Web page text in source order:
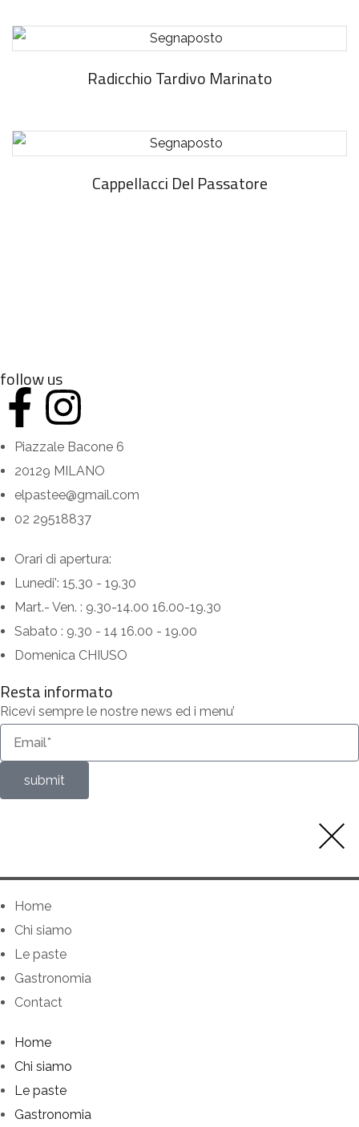
Radicchio Tardivo Marinato
Cappellacci Del Passatore
Resta informato
Ricevi sempre le nostre news ed i menu’
submit
Orari di apertura:
Lunedi': 15,30 - 19.30
Mart.- Ven. : 9.30-14.00 16.00-19.30
Sabato : 9.30 - 14 16.00 - 19.00
Domenica CHIUSO
Piazzale Bacone 6
20129 MILANO
elpastee@gmail.com
02 29518837
follow us
Home
Chi siamo
Le paste
Gastronomia
Contact
Home
Chi siamo
Le paste
Gastronomia